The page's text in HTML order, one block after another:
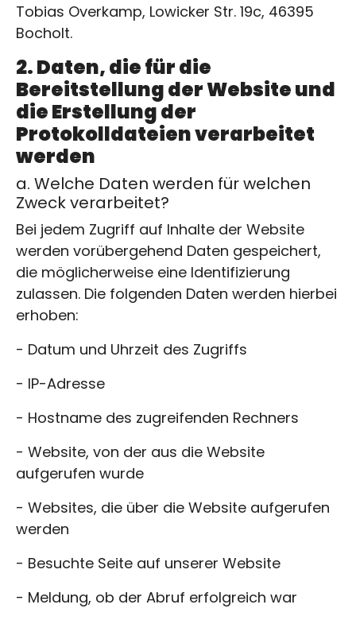
Tobias Overkamp, Lowicker Str. 19c, 46395
Bocholt.
2. Daten, die für die
Bereitstellung der Website und
die Erstellung der
Protokolldateien verarbeitet
werden
a. Welche Daten werden für welchen
Zweck verarbeitet?
Bei jedem Zugriff auf Inhalte der Website
werden vorübergehend Daten gespeichert,
die möglicherweise eine Identifizierung
zulassen. Die folgenden Daten werden hierbei
erhoben:
- Datum und Uhrzeit des Zugriffs
- IP-Adresse
- Hostname des zugreifenden Rechners
- Website, von der aus die Website
aufgerufen wurde
- Websites, die über die Website aufgerufen
werden
- Besuchte Seite auf unserer Website
- Meldung, ob der Abruf erfolgreich war